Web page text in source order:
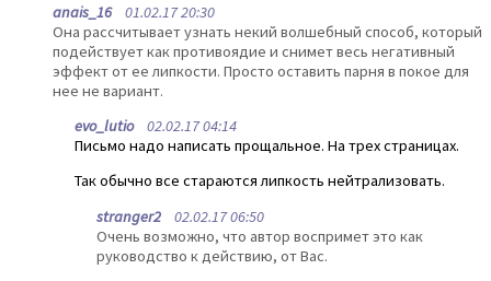
anais_1601.02.17 20:30
Она рассчитывает узнать некий волшебный способ, который
подействует как противоядие и снимет весь негативный
эффект от ее липкости. Просто оставить парня в покое для
нее не вариант.
evo_lutio02.02.17 04:14
Письмо надо написать прощальное. На трех страницах.
Так обычно все стараются липкость нейтрализовать.
stranger2 02.02.17 06:50
Очень возможно, что автор воспримет это как
руководство к действию, от Вас.